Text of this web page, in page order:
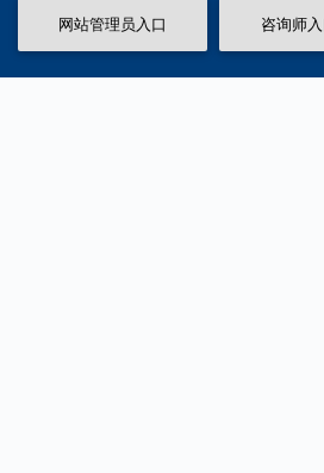
网站管理员入口 咨询师